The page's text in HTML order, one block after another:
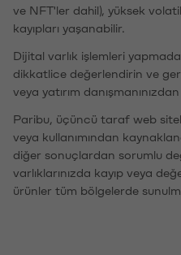
ve NFT'ler dahil), yüksek
kayıpları yaşanabilir.
Dijital varlık işlemleri
dikkatlice değerlendirin ve
veya yatırım
Paribu, üçüncü taraf web
veya kullanımından
diğer sonuçlardan sorumlu
varlıklarınızda kayıp veya
ürünler tüm bölgelerde